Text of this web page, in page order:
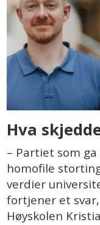
Hva
– Partiet som
homofile
verdier
fortjener et
Høyskolen